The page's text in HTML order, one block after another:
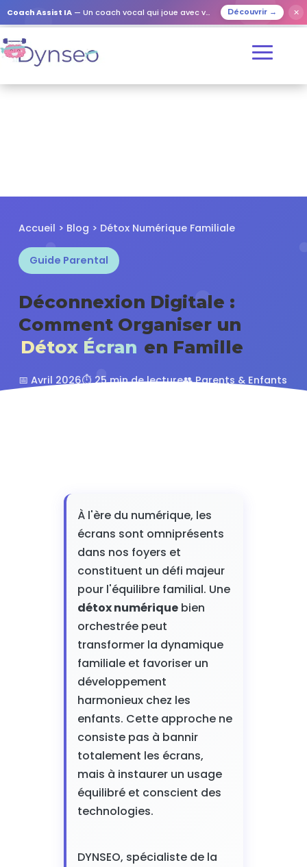
Coach Assist IA — Un coach vocal qui joue avec vos proches Découvrir → ✕
Accueil > Blog > Détox Numérique Familiale
Guide Parental
Déconnexion Digitale :
Comment Organiser un
Détox Écran en Famille
📅 Avril 2026⏱️ 25 min de lecture👥 Parents & Enfants
À l'ère du numérique, les
écrans sont omniprésents
dans nos foyers et
constituent un défi majeur
pour l'équilibre familial. Une
détox numériquebien
orchestrée peut
transformer la dynamique
familiale et favoriser un
développement
harmonieux chez les
enfants. Cette approche ne
consiste pas à bannir
totalement les écrans,
mais à instaurer un usage
équilibré et conscient des
technologies.
DYNSEO, spécialiste de la